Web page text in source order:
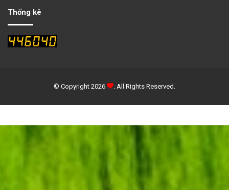
Thống kê
© Copyright 2026 . All Rights Reserved.